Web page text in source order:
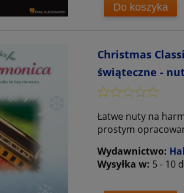
Do koszyka
Christmas
świąteczne -
Łatwe nuty na
prostym
Wydawnictwo:
Wysyłka w: 5 - 10